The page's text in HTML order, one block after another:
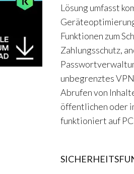
Lösung umfasst
Funktionen zum
Zahlungsschutz,
unbegrenztes
Abrufen von
öffentlichen oder
funktioniert auf